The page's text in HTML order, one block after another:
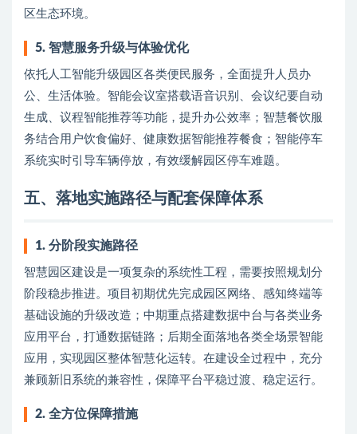
区生态环境。
5. 智慧服务升级与体验优化
依托人工智能升级园区各类便民服务，全面提升人员办
公、生活体验。智能会议室搭载语音识别、会议纪要自动
生成、议程智能推荐等功能，提升办公效率；智慧餐饮服
务结合用户饮食偏好、健康数据智能推荐餐食；智能停车
系统实时引导车辆停放，有效缓解园区停车难题。
五、落地实施路径与配套保障体系
1. 分阶段实施路径
智慧园区建设是一项复杂的系统性工程，需要按照规划分
阶段稳步推进。项目初期优先完成园区网络、感知终端等
基础设施的升级改造；中期重点搭建数据中台与各类业务
应用平台，打通数据链路；后期全面落地各类全场景智能
应用，实现园区整体智慧化运转。在建设全过程中，充分
兼顾新旧系统的兼容性，保障平台平稳过渡、稳定运行。
2. 全方位保障措施